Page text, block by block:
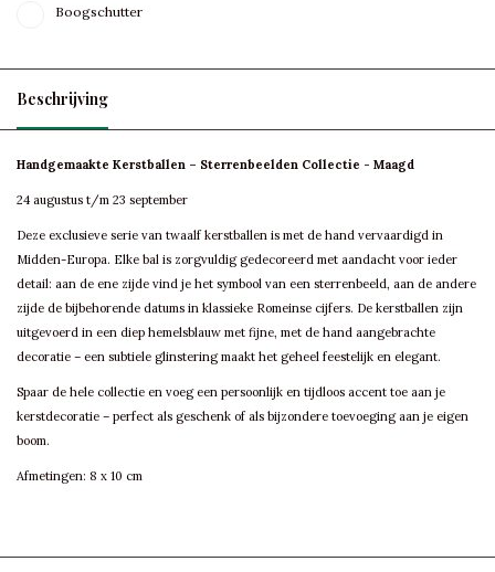
Boogschutter
Beschrijving
Handgemaakte Kerstballen – Sterrenbeelden Collectie - Maagd
24 augustus t/m 23 september
Deze exclusieve serie van twaalf kerstballen is met de hand vervaardigd in
Midden-Europa. Elke bal is zorgvuldig gedecoreerd met aandacht voor ieder
detail: aan de ene zijde vind je het symbool van een sterrenbeeld, aan de andere
zijde de bijbehorende datums in klassieke Romeinse cijfers. De kerstballen zijn
uitgevoerd in een diep hemelsblauw met fijne, met de hand aangebrachte
decoratie – een subtiele glinstering maakt het geheel feestelijk en elegant.
Spaar de hele collectie en voeg een persoonlijk en tijdloos accent toe aan je
kerstdecoratie – perfect als geschenk of als bijzondere toevoeging aan je eigen
boom.
Afmetingen: 8 x 10 cm